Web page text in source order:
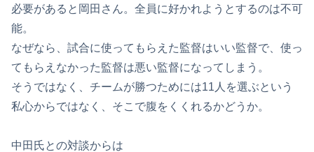
必要があると岡田さん。全員に好かれようとするのは不可
能。
なぜなら、試合に使ってもらえた監督はいい監督で、使っ
てもらえなかった監督は悪い監督になってしまう。
そうではなく、チームが勝つためには11人を選ぶという
私心からではなく、そこで腹をくくれるかどうか。
中田氏との対談からは